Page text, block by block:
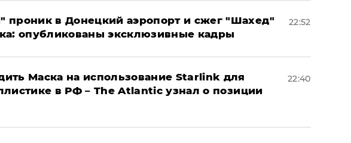
проник в Донецкий аэропорт и сжег "Шахед"
опубликованы эксклюзивные кадры
22:52
Маска на использование Starlink для
в РФ – The Atlantic узнал о позиции
22:40